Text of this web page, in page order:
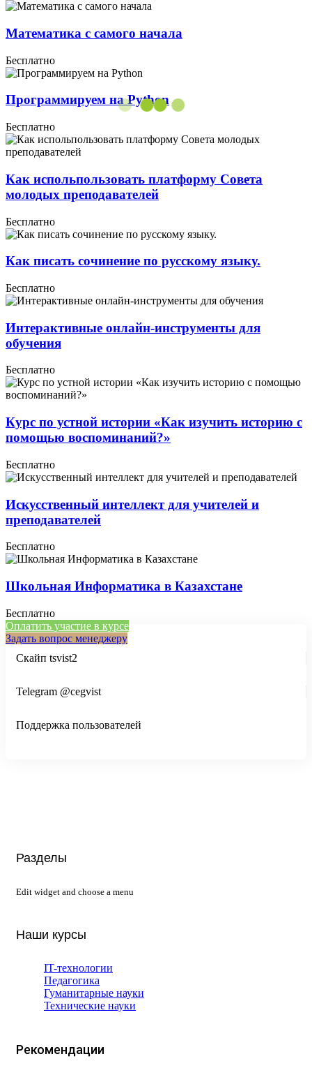
Математика с самого начала
Бесплатно
Программируем на Python
Бесплатно
Как испольпользовать платформу Совета
молодых преподавателей
Бесплатно
Как писать сочинение по русскому языку.
Бесплатно
Интерактивные онлайн-инструменты для
обучения
Бесплатно
Курс по устной истории «Как изучить историю с
помощью воспоминаний?»
Бесплатно
Искусственный интеллект для учителей и
преподавателей
Бесплатно
Школьная Информатика в Казахстане
Бесплатно
Оплатить участие в курсе
Задать вопрос менеджеру
Скайп tsvist2
Telegram @cegvist
Поддержка пользователей
Разделы
Edit widget and choose a menu
Наши курсы
IT-технологии
Педагогика
Гуманитарные науки
Технические науки
Рекомендации